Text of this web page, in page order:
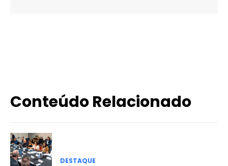
Conteúdo Relacionado
DESTAQUE